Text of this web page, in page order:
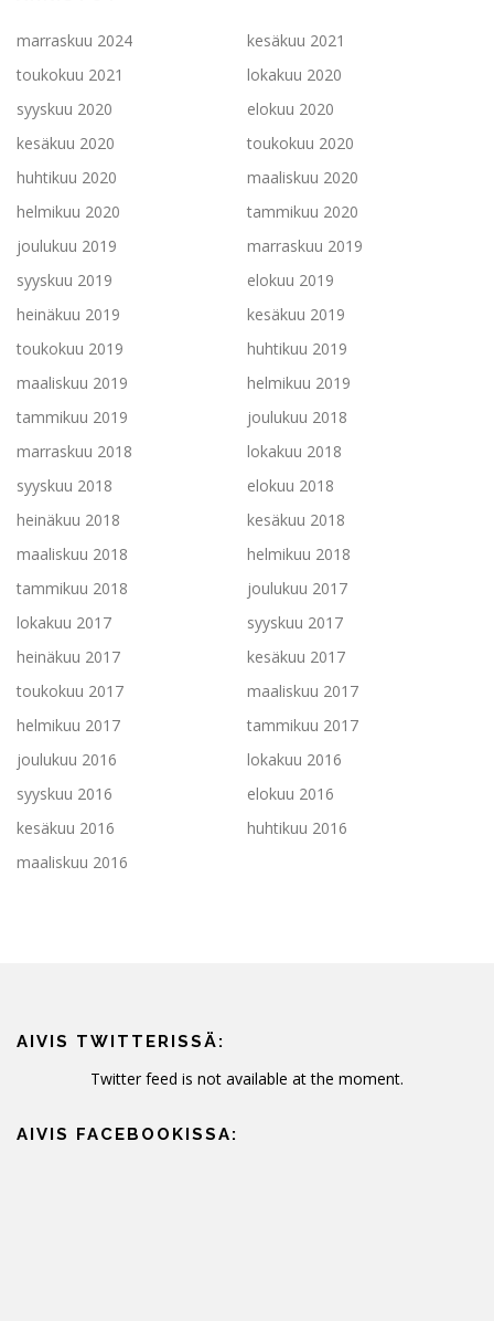
marraskuu 2024
kesäkuu 2021
toukokuu 2021
lokakuu 2020
syyskuu 2020
elokuu 2020
kesäkuu 2020
toukokuu 2020
huhtikuu 2020
maaliskuu 2020
helmikuu 2020
tammikuu 2020
joulukuu 2019
marraskuu 2019
syyskuu 2019
elokuu 2019
heinäkuu 2019
kesäkuu 2019
toukokuu 2019
huhtikuu 2019
maaliskuu 2019
helmikuu 2019
tammikuu 2019
joulukuu 2018
marraskuu 2018
lokakuu 2018
syyskuu 2018
elokuu 2018
heinäkuu 2018
kesäkuu 2018
maaliskuu 2018
helmikuu 2018
tammikuu 2018
joulukuu 2017
lokakuu 2017
syyskuu 2017
heinäkuu 2017
kesäkuu 2017
toukokuu 2017
maaliskuu 2017
helmikuu 2017
tammikuu 2017
joulukuu 2016
lokakuu 2016
syyskuu 2016
elokuu 2016
kesäkuu 2016
huhtikuu 2016
maaliskuu 2016
AIVIS TWITTERISSÄ:
Twitter feed is not available at the moment.
AIVIS FACEBOOKISSA: